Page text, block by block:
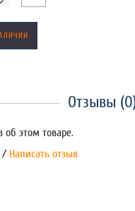
Отзывы
об этом товаре.
/ Написать отзыв